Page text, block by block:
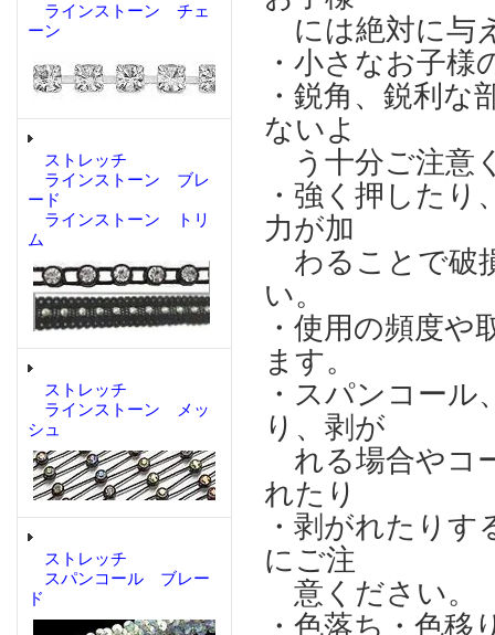
ラインストーン チェ
ーン
ストレッチ
ラインストーン ブレ
ード
ラインストーン トリ
ム
ストレッチ
ラインストーン メッ
シュ
ストレッチ
スパンコール ブレー
ド
には絶対に与
・小さなお子
・鋭角、鋭利
ないよ
う十分ご注意
・強く押した
力が加
わることで破
い。
・使用の頻度
ます。
・スパンコー
り、剥が
れる場合やコ
れたり
・剥がれたり
にご注
意ください。
・色落ち・色